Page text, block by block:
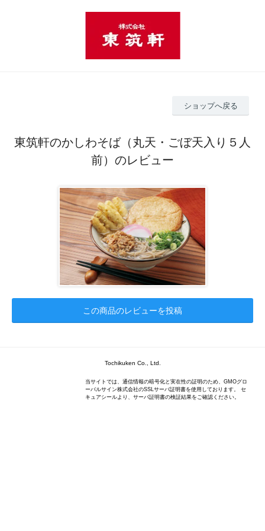
ショップへ戻る
東筑軒のかしわそば（丸天・ごぼ天入り５人
前）のレビュー
この商品のレビューを投稿
Tochikuken Co., Ltd.
当サイトでは、通信情報の暗号化と実在性の証明のため、GMOグロ
ーバルサイン株式会社のSSLサーバ証明書を使用しております。 セ
キュアシールより、サーバ証明書の検証結果をご確認ください。